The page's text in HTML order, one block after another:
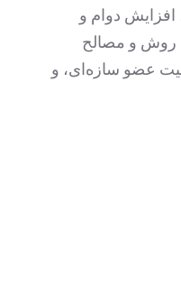
افزایش دوام و
روش و مصالح
عضو سازه‌ای، و